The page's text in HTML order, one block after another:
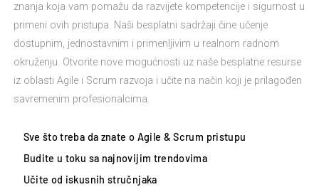
znanja koja vam pomažu da razvijete kompetencije i sigurnost u
primeni ovih pristupa. Naši besplatni sadržaji čine učenje
dostupnim, jednostavnim i primenljivim u realnom radnom
okruženju. Otvorite nove mogućnosti uz naše besplatne resurse
iz oblasti Agile i Scrum razvoja i učite na način koji je prilagođen
savremenim profesionalcima.
Sve što treba da znate o Agile & Scrum pristupu
Budite u toku sa najnovijim trendovima
Učite od iskusnih stručnjaka